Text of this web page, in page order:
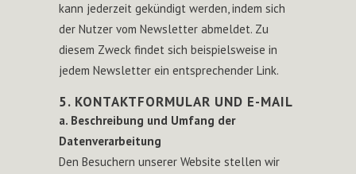
kann jederzeit gekündigt werden, indem sich
der Nutzer vom Newsletter abmeldet. Zu
diesem Zweck findet sich beispielsweise in
jedem Newsletter ein entsprechender Link.
5. KONTAKTFORMULAR UND E-MAIL
a. Beschreibung und Umfang der
Datenverarbeitung
Den Besuchern unserer Website stellen wir